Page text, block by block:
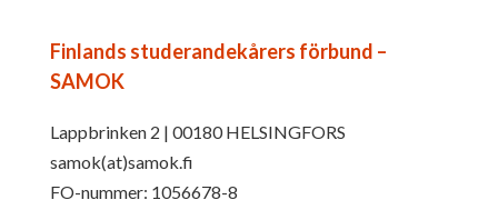
Finlands studerandekårers förbund –
SAMOK
Lappbrinken 2 | 00180 HELSINGFORS
samok(at)samok.fi
FO-nummer: 1056678-8